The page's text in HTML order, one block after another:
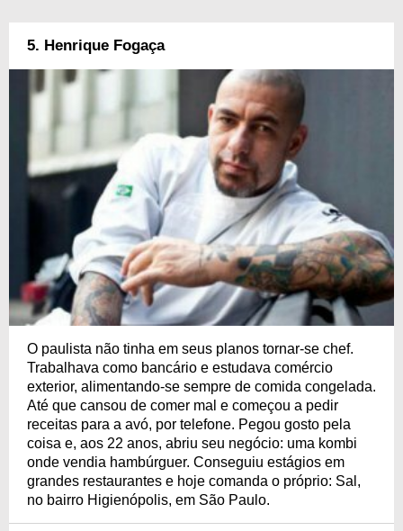
5. Henrique Fogaça
O paulista não tinha em seus planos tornar-se chef.
Trabalhava como bancário e estudava comércio
exterior, alimentando-se sempre de comida congelada.
Até que cansou de comer mal e começou a pedir
receitas para a avó, por telefone. Pegou gosto pela
coisa e, aos 22 anos, abriu seu negócio: uma kombi
onde vendia hambúrguer. Conseguiu estágios em
grandes restaurantes e hoje comanda o próprio: Sal,
no bairro Higienópolis, em São Paulo.